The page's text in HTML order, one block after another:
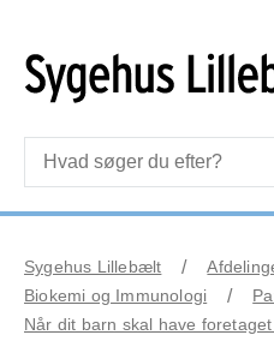
Sygehus Lillebælt
Biokemi og Immunologi
Når dit barn skal have